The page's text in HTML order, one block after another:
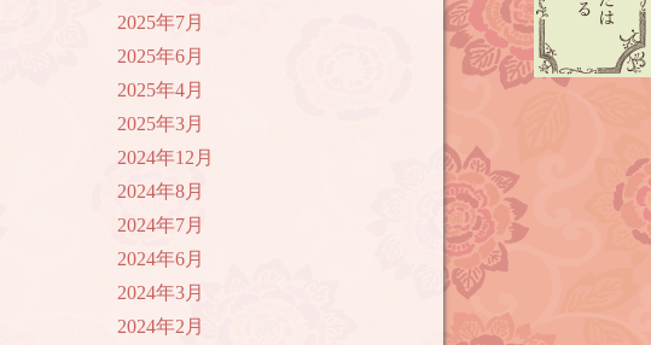
2025年7月
2025年6月
2025年4月
2025年3月
2024年12月
2024年8月
2024年7月
2024年6月
2024年3月
2024年2月